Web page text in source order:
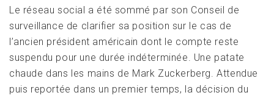
Le réseau social a été sommé par son Conseil de
surveillance de clarifier sa position sur le cas de
l’ancien président américain dont le compte reste
suspendu pour une durée indéterminée. Une patate
chaude dans les mains de Mark Zuckerberg. Attendue
puis reportée dans un premier temps, la décision du